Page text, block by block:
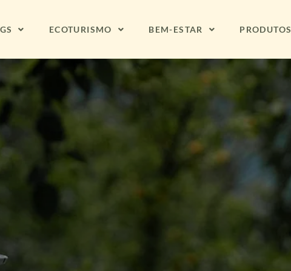
ECOTURISMO BEM-ESTAR PRODUTOS